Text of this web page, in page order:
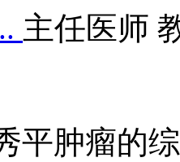
主任医师
平肿瘤的